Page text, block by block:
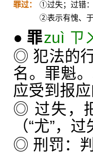
罪过：
①过失；过错：
②表示有愧、
● 罪zuì ㄗ
◎ 犯法的
名。罪魁
应受到报
◎ 过失，
（“尤”，
◎ 刑罚：